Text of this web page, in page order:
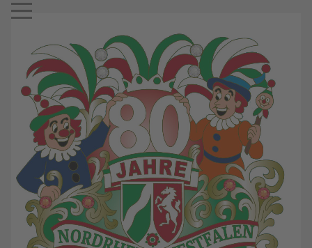
Mobile Menu Toggle